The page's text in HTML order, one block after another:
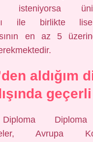
isteniyorsa
ile birlikte
en az 5
aldığım
Avrupa